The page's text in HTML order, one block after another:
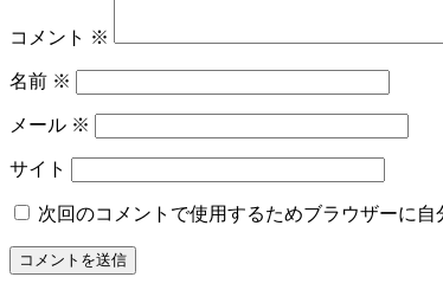
コメント ※
名前 ※
メール ※
サイト
次回のコメントで使用するためブラウザーに